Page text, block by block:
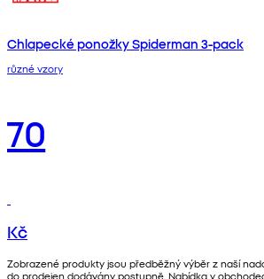
Chlapecké ponožky Spiderman 3-pack
různé vzory
70
Kč
Zobrazené produkty jsou předběžný výběr z naší
do prodejen dodávány postupně. Nabídka v